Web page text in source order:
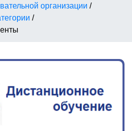
организации /
/